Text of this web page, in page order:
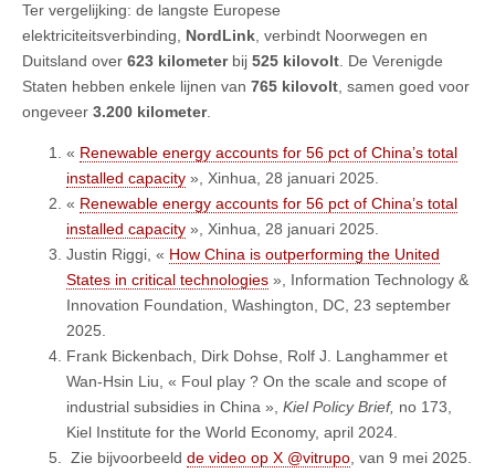
Ter vergelijking: de langste Europese
elektriciteitsverbinding, NordLink, verbindt Noorwegen en
Duitsland over 623 kilometerbij 525 kilovolt. De Verenigde
Staten hebben enkele lijnen van 765 kilovolt, samen goed voor
ongeveer 3.200 kilometer.
« Renewable energy accounts for 56 pct of China’s total
installed capacity », Xinhua, 28 januari 2025.
« Renewable energy accounts for 56 pct of China’s total
installed capacity », Xinhua, 28 januari 2025.
Justin Riggi, « How China is outperforming the United
States in critical technologies », Information Technology &
Innovation Foundation, Washington, DC, 23 september
2025.
Frank Bickenbach, Dirk Dohse, Rolf J. Langhammer et
Wan-Hsin Liu, « Foul play ? On the scale and scope of
industrial subsidies in China », Kiel Policy Brief, no 173,
Kiel Institute for the World Economy, april 2024.
Zie bijvoorbeeld de video op X @vitrupo, van 9 mei 2025.